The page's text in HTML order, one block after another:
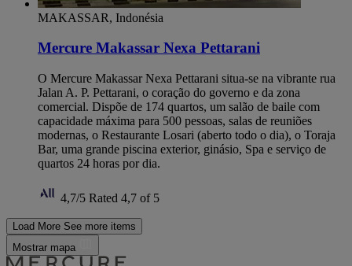
MAKASSAR, Indonésia
Mercure Makassar Nexa Pettarani
O Mercure Makassar Nexa Pettarani situa-se na vibrante rua
Jalan A. P. Pettarani, o coração do governo e da zona
comercial. Dispõe de 174 quartos, um salão de baile com
capacidade máxima para 500 pessoas, salas de reuniões
modernas, o Restaurante Losari (aberto todo o dia), o Toraja
Bar, uma grande piscina exterior, ginásio, Spa e serviço de
quartos 24 horas por dia.
4,7/5 Rated 4,7 of 5
Load More See more items
Mostrar mapa